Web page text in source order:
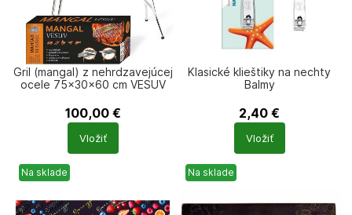
Gril (mangal) z nehrdzavejúcej
ocele 75×30×60 cm VESUV
100,00 €
Počet
produktů
Vložiť
Klasické klieštiky na nechty
Balmy
2,40 €
Počet
produktů
Vložiť
Na sklade Na sklade